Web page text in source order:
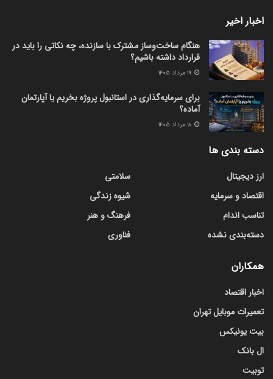
اخبار اخیر
هنگام ساخت‌وساز مشترک با سازنده، چه نکاتی را باید در
قرارداد داشته باشیم؟
برای سرمایه‌گذاری در استانبول پروژه بخریم یا آپارتمان
آماده؟
دسته بندی ها
ارز دیجیتال
اقتصاد و سرمایه
تناسب اندام
دسته‌بندی نشده
سلامتی
شیوه زندگی
فرهنگ و هنر
فناوری
همکاران
اخبار اقتصاد
تعمیرات موبایل تهران
بیت یونیکس
ال بانک
توبیت